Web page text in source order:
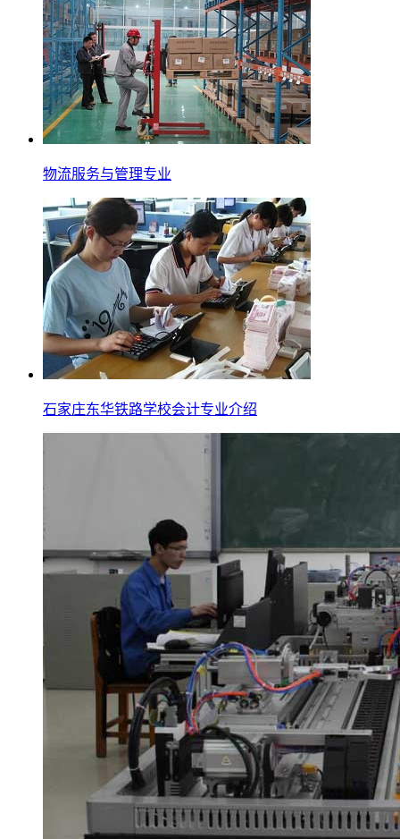
物流服务与管理专业
石家庄东华铁路学校会计专业介绍